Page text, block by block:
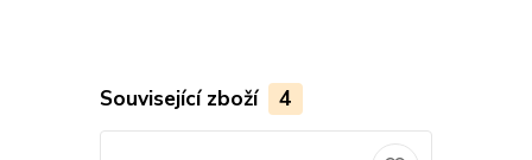
Související zboží 4